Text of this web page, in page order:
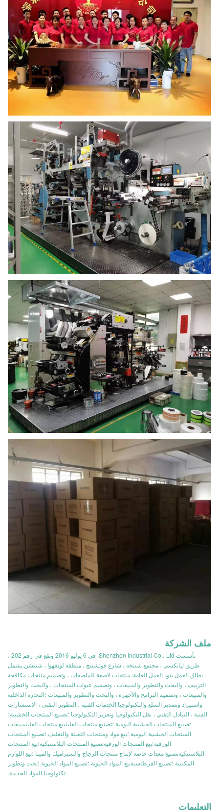
ملف الشركة
تأسست Shenzhen Industrial Co.، Ltd. في 6 يوليو 2016 وتقع في رقم 202 ،
طريق تيانكسي ، مجتمع شينخه ، شارع فوتشينج ، منطقة لونغهوا ، شنتشن.يشمل
نطاق العمل بنود العمل العامة: منتجات لاصقة للملصقات ، وتصميم منتجات مكافحة
التزييف ، والبحث والتطوير والمبيعات ، وتصميم عبوات المنتجات ، والبحث والتطوير
والمبيعات ، وتصميم البرامج والأجهزة ، والبحث والتطوير والمبيعات ؛التجارة الداخلية
واستيراد وتصدير السلع والتكنولوجيا.الخدمات الفنية ، التطوير التقني ، الاستشارات
الفنية ، التبادل التقني ، نقل التكنولوجيا وتعزيز التكنولوجيا ؛تصنيع المنتجات الخشبية؛
تصنيع المنتجات الخشبية اليومية ؛تصنيع منتجات الفلينبيع منتجات الفلينمبيعات
المنتجات الخشبية اليومية ؛بيع مواد ومنتجات التعبئة والتغليف ؛تصنيع المنتجات
الورقية؛بيع المنتجات الورقيةتصنيع المنتجات البلاستيكية؛بيع المنتجات
البلاستيكيةتصنيع معدات خاصة لإنتاج منتجات الزجاج والسيراميك والمينا ؛بيع اللوازم
المكتبية ؛تصنيع القرطاسيةبيع المواد الحيوية ؛تصنيع المواد الحيوية ؛بحث وتطوير
تكنولوجيا المواد الجديدة.
التعليمات